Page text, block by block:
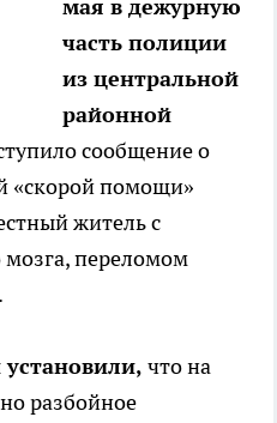
мая в дежурную
часть полиции
из центральной
районной
сообщение о
«скорой помощи»
житель с
мозга, переломом
что на
разбойное